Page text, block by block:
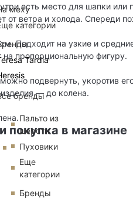
меху
категории
Tardia
бренды
Пальто из
шерсти
Пуховики
Еще
категории
Бренды
есть место для шапки
от ветра и холода. Спереди
Подходит на узкие и
пропорциональную фигуру.
подвернуть, укоротив
— до колена.
покупка в магазине